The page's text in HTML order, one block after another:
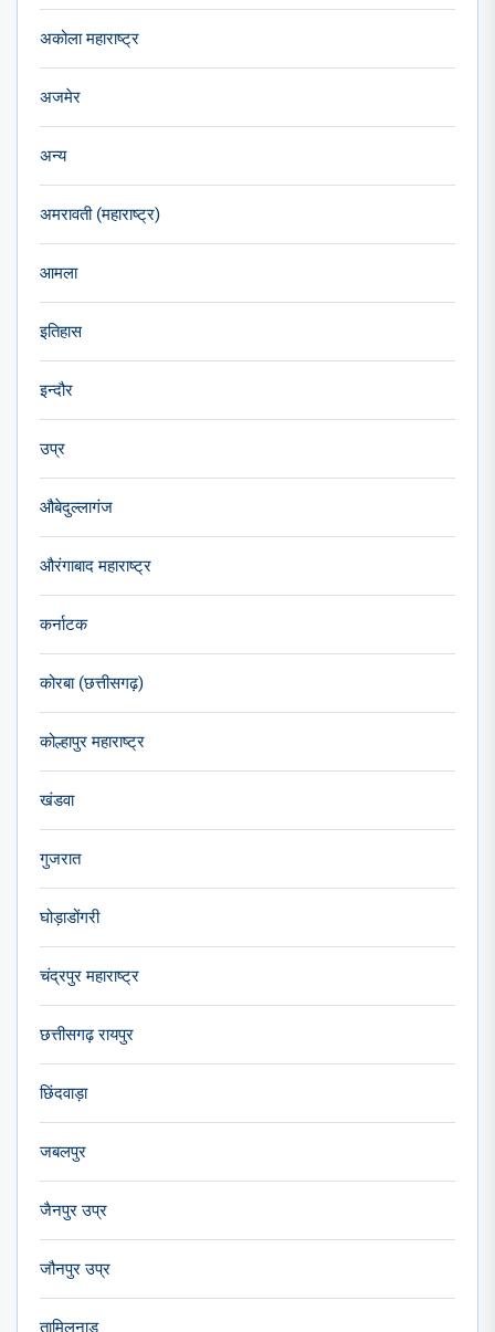
अकोला महाराष्ट्र
अजमेर
अन्य
अमरावती (महाराष्ट्र)
आमला
इतिहास
इन्दौर
उप्र
औबेदुल्लागंज
औरंगाबाद महाराष्ट्र
कर्नाटक
कोरबा (छत्तीसगढ़)
कोल्हापुर महाराष्ट्र
खंडवा
गुजरात
घोड़ाडोंगरी
चंद्रपुर महाराष्ट्र
छत्तीसगढ़ रायपुर
छिंदवाड़ा
जबलपुर
जैनपुर उप्र
जौनपुर उप्र